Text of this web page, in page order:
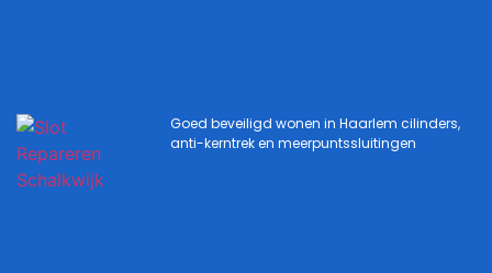
Goed beveiligd wonen in Haarlem cilinders,
anti-kerntrek en meerpuntssluitingen